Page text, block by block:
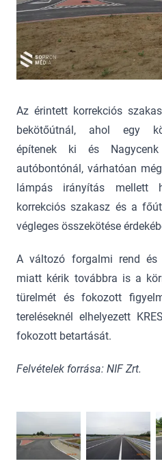
Az érintett korrekciós
bekötőútnál, ahol egy
építenek ki és
autóbontónál, várhatóan
lámpás irányítás mellett
korrekciós szakasz és a
végleges összekötése
A változó forgalmi rend
miatt kérik továbbra is a
türelmét és fokozott
tereléseknél elhelyezett
fokozott betartását.
Felvételek forrása: NIF Zrt.